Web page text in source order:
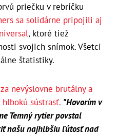
priečku v rebríčku
sa solidárne pripojili aj
, ktoré tiež
svojich snímok. Všetci
štatistiky.
nevýslovne brutálny a
sústrasť. "Hovorím v
Temný rytier povstal
našu najhlbšiu ľútosť nad